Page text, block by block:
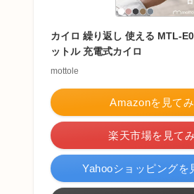
カイロ 繰り返し 使える MTL-
ットル 充電式カイロ
mottole
Amazonを見て
楽天市場を見て
Yahooショッピングを